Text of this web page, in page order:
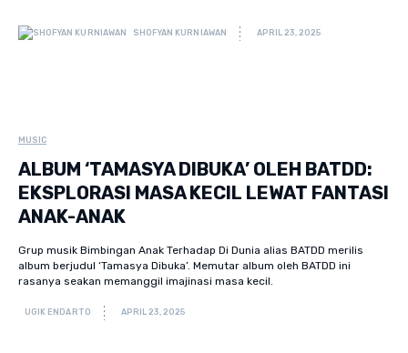
SHOFYAN KURNIAWAN APRIL 23, 2025
MUSIC
ALBUM ‘TAMASYA DIBUKA’ OLEH BATDD:
EKSPLORASI MASA KECIL LEWAT FANTASI
ANAK-ANAK
Grup musik Bimbingan Anak Terhadap Di Dunia alias BATDD merilis
album berjudul ‘Tamasya Dibuka’. Memutar album oleh BATDD ini
rasanya seakan memanggil imajinasi masa kecil.
UGIK ENDARTO APRIL 23, 2025